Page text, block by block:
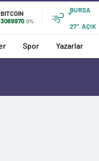
BITCOIN
3069970 0%
BURSA
27° AÇIK
Spor
Yazarlar